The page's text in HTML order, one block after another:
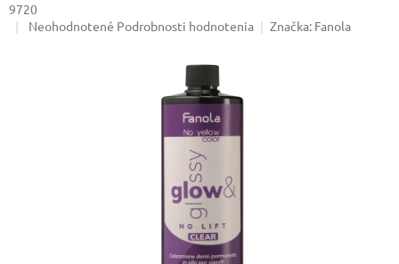
9720
Priemerné
Neohodnotené Podrobnosti hodnotenia Značka: Fanola